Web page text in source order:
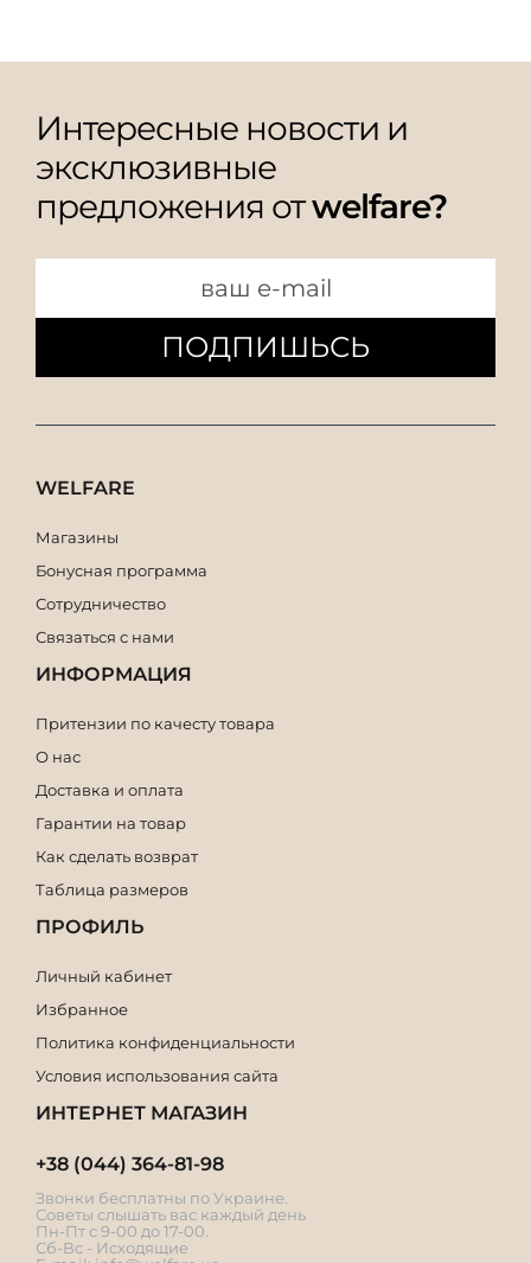
Интересные новости и
эксклюзивные
предложения отwelfare?
ПОДПИШЬСЬ
WELFARE
Магазины
Бонусная программа
Сотрудничество
Связаться с нами
ИНФОРМАЦИЯ
Притензии по качесту товара
О нас
Доставка и оплата
Гарантии на товар
Как сделать возврат
Таблица размеров
ПРОФИЛЬ
Личный кабинет
Избранное
Политика конфиденциальности
Условия использования сайта
ИНТЕРНЕТ МАГАЗИН
+38 (044) 364-81-98
Звонки бесплатны по Украине.
Советы слышать вас каждый день
Пн-Пт с 9-00 до 17-00.
Сб-Вс - Исходящие